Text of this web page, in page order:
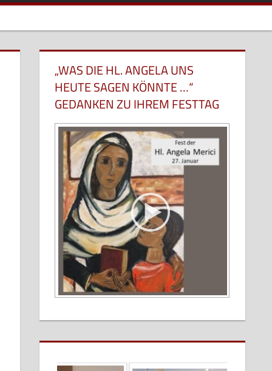
„WAS DIE HL. ANGELA UNS
HEUTE SAGEN KÖNNTE …“
GEDANKEN ZU IHREM FESTTAG